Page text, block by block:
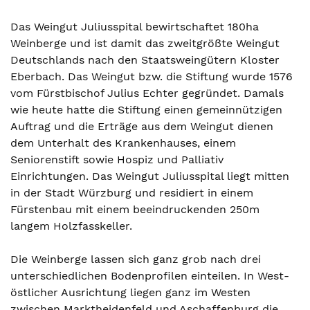
Das Weingut Juliusspital bewirtschaftet 180ha
Weinberge und ist damit das zweitgrößte Weingut
Deutschlands nach den Staatsweingütern Kloster
Eberbach. Das Weingut bzw. die Stiftung wurde 1576
vom Fürstbischof Julius Echter gegründet. Damals
wie heute hatte die Stiftung einen gemeinnützigen
Auftrag und die Erträge aus dem Weingut dienen
dem Unterhalt des Krankenhauses, einem
Seniorenstift sowie Hospiz und Palliativ
Einrichtungen. Das Weingut Juliusspital liegt mitten
in der Stadt Würzburg und residiert in einem
Fürstenbau mit einem beeindruckenden 250m
langem Holzfasskeller.
Die Weinberge lassen sich ganz grob nach drei
unterschiedlichen Bodenprofilen einteilen. In West-
östlicher Ausrichtung liegen ganz im Westen